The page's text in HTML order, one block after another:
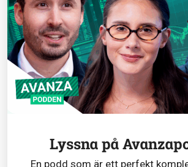
Lyssna på
En podd som är ett perfekt